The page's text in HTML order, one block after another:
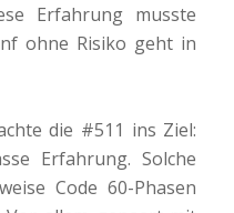
Erfahrung musste
ohne Risiko geht in
die #511 ins Ziel:
Erfahrung. Solche
Code 60-Phasen